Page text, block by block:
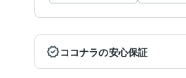
ココナラの安心保証